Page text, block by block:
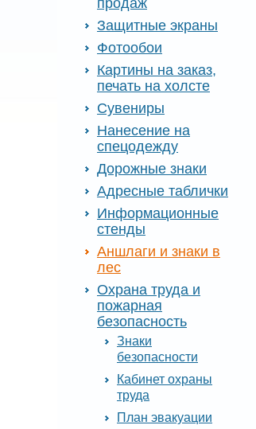
продаж
Защитные экраны
Фотообои
Картины на заказ,
печать на холсте
Сувениры
Нанесение на
спецодежду
Дорожные знаки
Адресные таблички
Информационные
стенды
Аншлаги и знаки в
лес
Охрана труда и
пожарная
безопасность
Знаки
безопасности
Кабинет охраны
труда
План эвакуации